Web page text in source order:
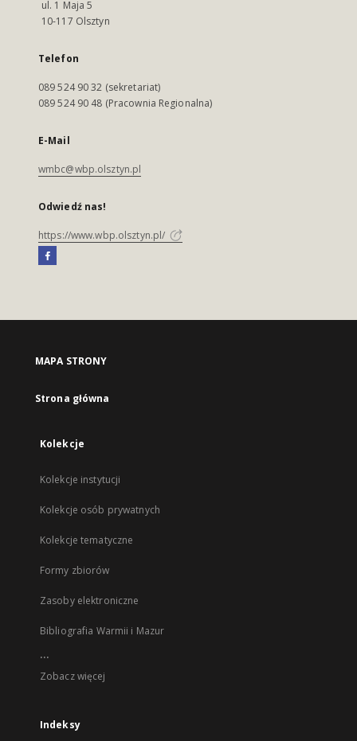
ul. 1 Maja 5
10-117 Olsztyn
Telefon
089 524 90 32 (sekretariat)
089 524 90 48 (Pracownia Regionalna)
E-Mail
wmbc@wbp.olsztyn.pl
Odwiedź nas!
https://www.wbp.olsztyn.pl/
MAPA STRONY
Strona główna
Kolekcje
Kolekcje instytucji
Kolekcje osób prywatnych
Kolekcje tematyczne
Formy zbiorów
Zasoby elektroniczne
Bibliografia Warmii i Mazur
...
Zobacz więcej
Indeksy